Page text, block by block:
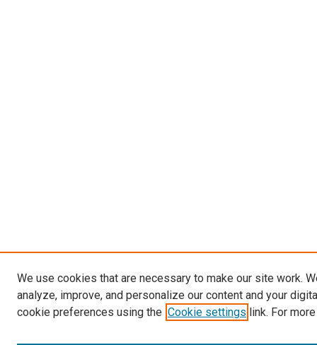
We use cookies that are necessary to make our site work.
analyze, improve, and personalize our content and your
cookie preferences using the Cookie settings link. For